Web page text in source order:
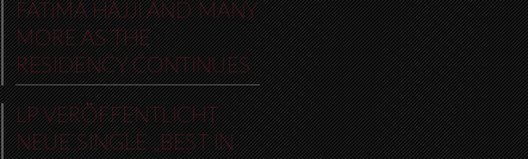
FATIMA HAJJI AND MANY
MORE AS THE
RESIDENCY CONTINUES
LP VERÖFFENTLICHT
NEUE SINGLE „BEST IN